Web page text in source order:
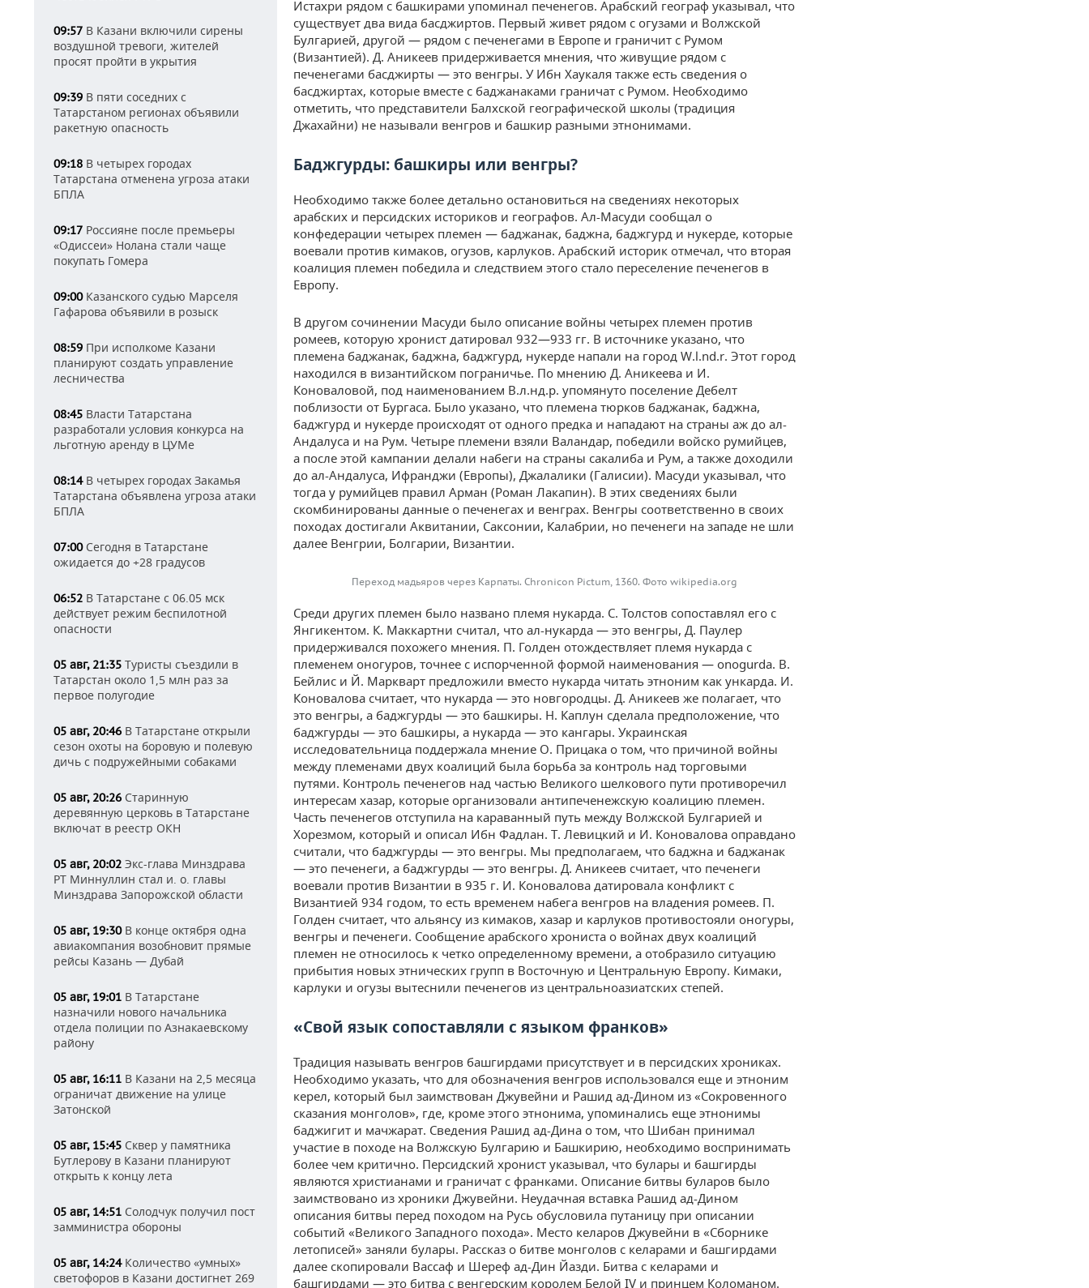
09:57 В Казани включили сирены
воздушной тревоги, жителей
просят пройти в укрытия
09:39 В пяти соседних с
Татарстаном регионах объявили
ракетную опасность
09:18 В четырех городах
Татарстана отменена угроза атаки
БПЛА
09:17 Россияне после премьеры
«Одиссеи» Нолана стали чаще
покупать Гомера
09:00Казанского судью Марселя
Гафарова объявили в розыск
08:59 При исполкоме Казани
планируют создать управление
лесничества
08:45 Власти Татарстана
разработали условия конкурса на
льготную аренду в ЦУМе
08:14В четырех городах Закамья
Татарстана объявлена угроза атаки
БПЛА
07:00Сегодня в Татарстане
ожидается до +28 градусов
06:52 В Татарстане с 06.05 мск
действует режим беспилотной
опасности
05 авг, 21:35 Туристы съездили в
Татарстан около 1,5 млн раз за
первое полугодие
05 авг, 20:46 В Татарстане открыли
сезон охоты на боровую и полевую
дичь с подружейными собаками
05 авг, 20:26 Старинную
деревянную церковь в Татарстане
включат в реестр ОКН
05 авг, 20:02 Экс-глава Минздрава
РТ Миннуллин стал и. о. главы
Минздрава Запорожской области
05 авг, 19:30В конце октября одна
авиакомпания возобновит прямые
рейсы Казань — Дубай
05 авг, 19:01 В Татарстане
назначили нового начальника
отдела полиции по Азнакаевскому
району
05 авг, 16:11 В Казани на 2,5 месяца
ограничат движение на улице
Затонской
05 авг, 15:45 Сквер у памятника
Бутлерову в Казани планируют
открыть к концу лета
05 авг, 14:51 Солодчук получил пост
замминистра обороны
05 авг, 14:24Количество «умных»
светофоров в Казани достигнет 269
Истахри рядом с башкирами упоминал печенегов. Арабский географ указывал, что
существует два вида басджиртов. Первый живет рядом с огузами и Волжской
Булгарией, другой — рядом с печенегами в Европе и граничит с Румом
(Византией). Д. Аникеев придерживается мнения, что живущие рядом с
печенегами басджирты — это венгры. У Ибн Хаукаля также есть сведения о
басджиртах, которые вместе с баджанаками граничат с Румом. Необходимо
отметить, что представители Балхской географической школы (традиция
Джахайни) не называли венгров и башкир разными этнонимами.
Баджгурды: башкиры или венгры?
Необходимо также более детально остановиться на сведениях некоторых
арабских и персидских историков и географов. Ал-Масуди сообщал о
конфедерации четырех племен — баджанак, баджна, баджгурд и нукерде, которые
воевали против кимаков, огузов, карлуков. Арабский историк отмечал, что вторая
коалиция племен победила и следствием этого стало переселение печенегов в
Европу.
В другом сочинении Масуди было описание войны четырех племен против
ромеев, которую хронист датировал 932—933 гг. В источнике указано, что
племена баджанак, баджна, баджгурд, нукерде напали на город W.l.nd.r. Этот город
находился в византийском пограничье. По мнению Д. Аникеева и И.
Коноваловой, под наименованием В.л.нд.р. упомянуто поселение Дебелт
поблизости от Бургаса. Было указано, что племена тюрков баджанак, баджна,
баджгурд и нукерде происходят от одного предка и нападают на страны аж до ал-
Андалуса и на Рум. Четыре племени взяли Валандар, победили войско румийцев,
а после этой кампании делали набеги на страны сакалиба и Рум, а также доходили
до ал-Андалуса, Ифранджи (Европы), Джалалики (Галисии). Масуди указывал, что
тогда у румийцев правил Арман (Роман Лакапин). В этих сведениях были
скомбинированы данные о печенегах и венграх. Венгры соответственно в своих
походах достигали Аквитании, Саксонии, Калабрии, но печенеги на западе не шли
далее Венгрии, Болгарии, Византии.
Переход мадьяров через Карпаты. Chronicon Pictum, 1360. Фото wikipedia.org
Среди других племен было названо племя нукарда. С. Толстов сопоставлял его с
Янгикентом. К. Маккартни считал, что ал-нукарда — это венгры, Д. Паулер
придерживался похожего мнения. П. Голден отождествляет племя нукарда с
племенем оногуров, точнее с испорченной формой наименования — onogurda. В.
Бейлис и Й. Маркварт предложили вместо нукарда читать этноним как ункарда. И.
Коновалова считает, что нукарда — это новгородцы. Д. Аникеев же полагает, что
это венгры, а баджгурды — это башкиры. Н. Каплун сделала предположение, что
баджгурды — это башкиры, а нукарда — это кангары. Украинская
исследовательница поддержала мнение О. Прицака о том, что причиной войны
между племенами двух коалиций была борьба за контроль над торговыми
путями. Контроль печенегов над частью Великого шелкового пути противоречил
интересам хазар, которые организовали антипеченежскую коалицию племен.
Часть печенегов отступила на караванный путь между Волжской Булгарией и
Хорезмом, который и описал Ибн Фадлан. Т. Левицкий и И. Коновалова оправдано
считали, что баджгурды — это венгры. Мы предполагаем, что баджна и баджанак
— это печенеги, а баджгурды — это венгры. Д. Аникеев считает, что печенеги
воевали против Византии в 935 г. И. Коновалова датировала конфликт с
Византией 934 годом, то есть временем набега венгров на владения ромеев. П.
Голден считает, что альянсу из кимаков, хазар и карлуков противостояли оногуры,
венгры и печенеги. Сообщение арабского хрониста о войнах двух коалиций
племен не относилось к четко определенному времени, а отобразило ситуацию
прибытия новых этнических групп в Восточную и Центральную Европу. Кимаки,
карлуки и огузы вытеснили печенегов из центральноазиатских степей.
«Свой язык сопоставляли с языком франков»
Традиция называть венгров башгирдами присутствует и в персидских хрониках.
Необходимо указать, что для обозначения венгров использовался еще и этноним
керел, который был заимствован Джувейни и Рашид ад-Дином из «Сокровенного
сказания монголов», где, кроме этого этнонима, упоминались еще этнонимы
баджигит и мачжарат. Сведения Рашид ад-Дина о том, что Шибан принимал
участие в походе на Волжскую Булгарию и Башкирию, необходимо воспринимать
более чем критично. Персидский хронист указывал, что булары и башгирды
являются христианами и граничат с франками. Описание битвы буларов было
заимствовано из хроники Джувейни. Неудачная вставка Рашид ад-Дином
описания битвы перед походом на Русь обусловила путаницу при описании
событий «Великого Западного похода». Место келаров Джувейни в «Сборнике
летописей» заняли булары. Рассказ о битве монголов с келарами и башгирдами
далее скопировали Вассаф и Шереф ад-Дин Йазди. Битва с келарами и
башгирдами — это битва с венгерским королем Белой IV и принцем Коломаном.